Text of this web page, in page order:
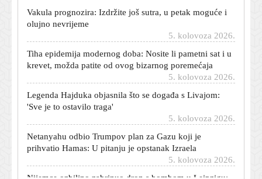
olujno nevrijeme
krevet, možda patite od ovog bizarnog poremećaja
5. kolovoza 2026.
'Sve je to ostavilo traga'
prihvatio Hamas: U pitanju je opstanak Izraela
5. kolovoza 2026.